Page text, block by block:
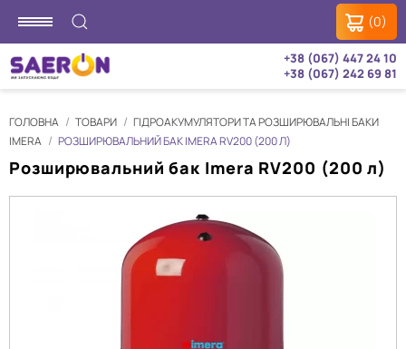
(0)
+38 (067) 447 24 10
+38 (067) 242 69 81
ГОЛОВНА ТОВАРИ
ГІДРОАКУМУЛЯТОРИ ТА РОЗШИРЮВАЛЬНІ БАКИ
IMERA
РОЗШИРЮВАЛЬНИЙ БАК IMERA RV200 (200 Л)
Розширювальний бак Imera RV200 (200 л)